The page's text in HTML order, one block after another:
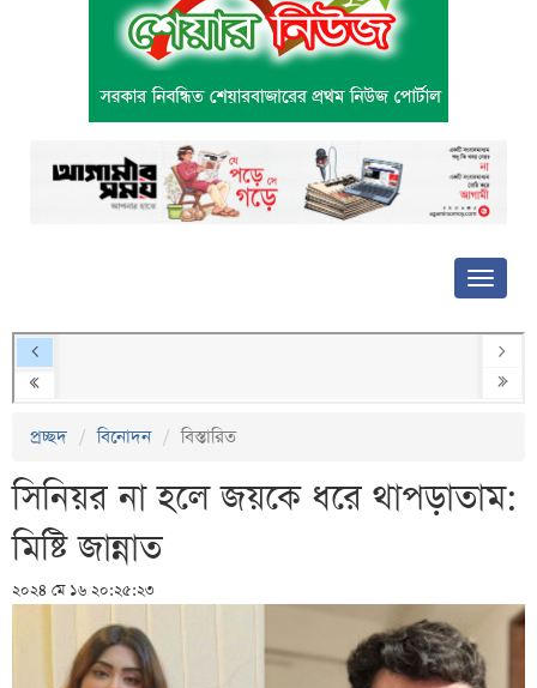
প্রচ্ছদ বিনোদন বিস্তারিত
সিনিয়র না হলে জয়কে ধরে থাপড়াতাম:
মিষ্টি জান্নাত
২০২৪ মে ১৬ ২০:২৫:২৩